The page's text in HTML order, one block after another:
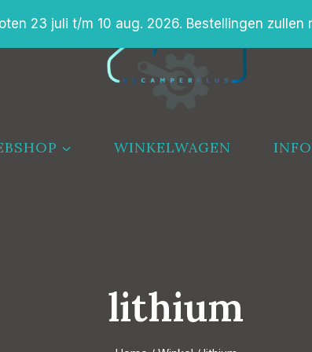
23 juli t/m 10 aug. 2026. Bestellingen zullen
WINKELWAGEN
lithium